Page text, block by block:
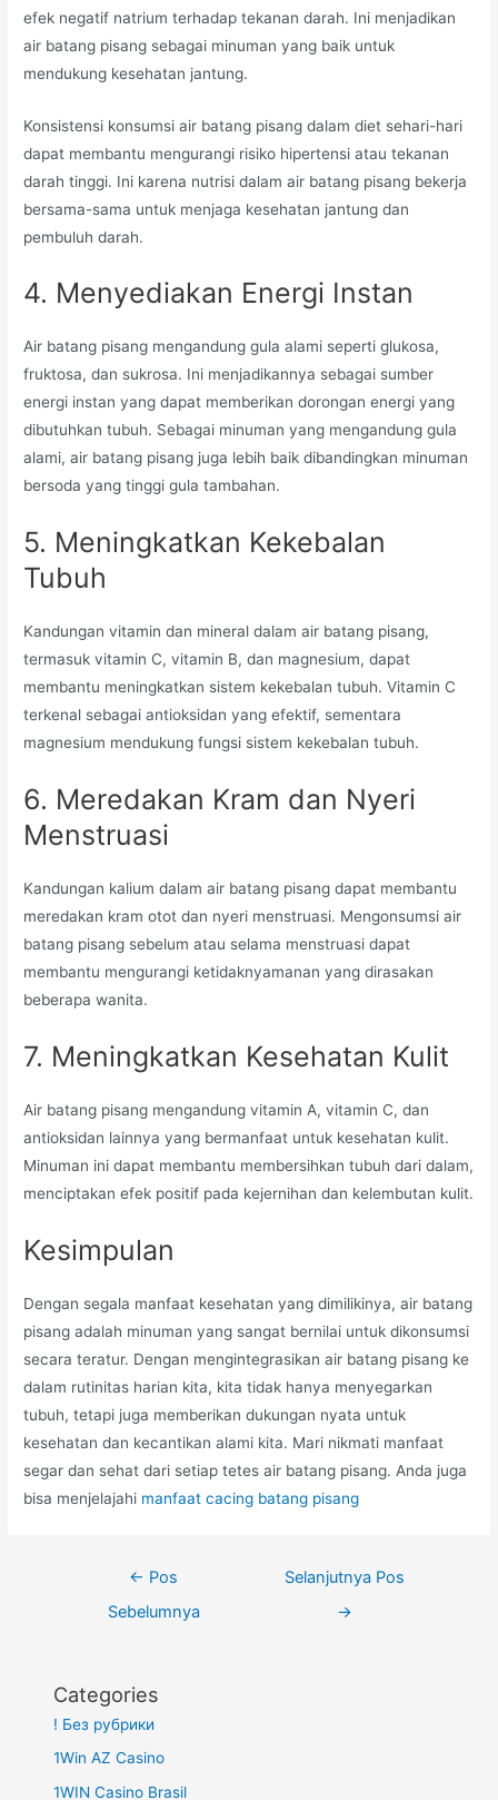
efek negatif natrium terhadap tekanan darah. Ini menjadikan
air batang pisang sebagai minuman yang baik untuk
mendukung kesehatan jantung.
Konsistensi konsumsi air batang pisang dalam diet sehari-hari
dapat membantu mengurangi risiko hipertensi atau tekanan
darah tinggi. Ini karena nutrisi dalam air batang pisang bekerja
bersama-sama untuk menjaga kesehatan jantung dan
pembuluh darah.
4. Menyediakan Energi Instan
Air batang pisang mengandung gula alami seperti glukosa,
fruktosa, dan sukrosa. Ini menjadikannya sebagai sumber
energi instan yang dapat memberikan dorongan energi yang
dibutuhkan tubuh. Sebagai minuman yang mengandung gula
alami, air batang pisang juga lebih baik dibandingkan minuman
bersoda yang tinggi gula tambahan.
5. Meningkatkan Kekebalan
Tubuh
Kandungan vitamin dan mineral dalam air batang pisang,
termasuk vitamin C, vitamin B, dan magnesium, dapat
membantu meningkatkan sistem kekebalan tubuh. Vitamin C
terkenal sebagai antioksidan yang efektif, sementara
magnesium mendukung fungsi sistem kekebalan tubuh.
6. Meredakan Kram dan Nyeri
Menstruasi
Kandungan kalium dalam air batang pisang dapat membantu
meredakan kram otot dan nyeri menstruasi. Mengonsumsi air
batang pisang sebelum atau selama menstruasi dapat
membantu mengurangi ketidaknyamanan yang dirasakan
beberapa wanita.
7. Meningkatkan Kesehatan Kulit
Air batang pisang mengandung vitamin A, vitamin C, dan
antioksidan lainnya yang bermanfaat untuk kesehatan kulit.
Minuman ini dapat membantu membersihkan tubuh dari dalam,
menciptakan efek positif pada kejernihan dan kelembutan kulit.
Kesimpulan
Dengan segala manfaat kesehatan yang dimilikinya, air batang
pisang adalah minuman yang sangat bernilai untuk dikonsumsi
secara teratur. Dengan mengintegrasikan air batang pisang ke
dalam rutinitas harian kita, kita tidak hanya menyegarkan
tubuh, tetapi juga memberikan dukungan nyata untuk
kesehatan dan kecantikan alami kita. Mari nikmati manfaat
segar dan sehat dari setiap tetes air batang pisang. Anda juga
bisa menjelajahi manfaat cacing batang pisang
← Pos
Sebelumnya
Selanjutnya Pos
→
Categories
! Без рубрики
1Win AZ Casino
1WIN Casino Brasil